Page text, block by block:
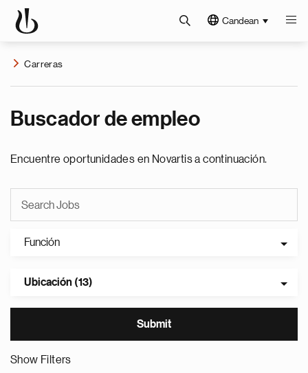
Candean
Carreras
Buscador de empleo
Encuentre oportunidades en Novartis a continuación.
Función
Ubicación (13)
Show Filters